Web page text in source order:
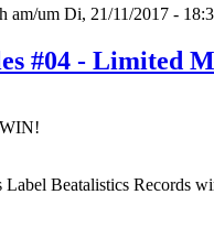
am/um Di, 21/11/2017 -
#04 - Limited
Beatalistics Records